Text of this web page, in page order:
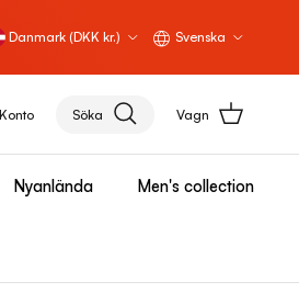
Region
Danmark (DKK kr.) Svenska
Konto Söka Vagn
Nyanlända Men's collection